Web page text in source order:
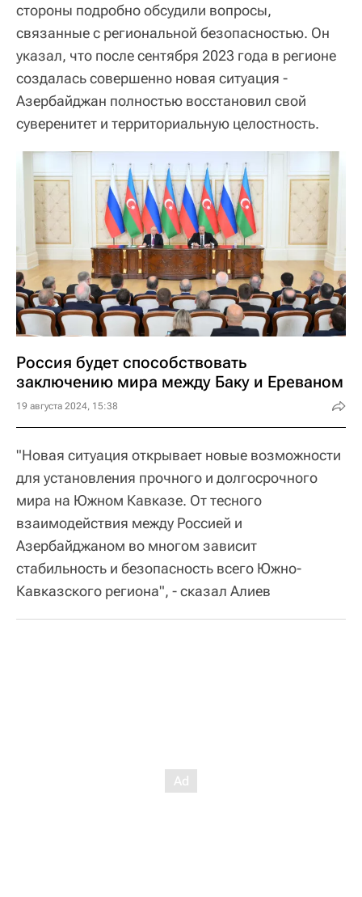
стороны подробно обсудили вопросы,
связанные с региональной безопасностью. Он
указал, что после сентября 2023 года в регионе
создалась совершенно новая ситуация -
Азербайджан полностью восстановил свой
суверенитет и территориальную целостность.
Россия будет способствовать
заключению мира между Баку и Ереваном
19 августа 2024, 15:38
"Новая ситуация открывает новые возможности
для установления прочного и долгосрочного
мира на Южном Кавказе. От тесного
взаимодействия между Россией и
Азербайджаном во многом зависит
стабильность и безопасность всего Южно-
Кавказского региона", - сказал Алиев